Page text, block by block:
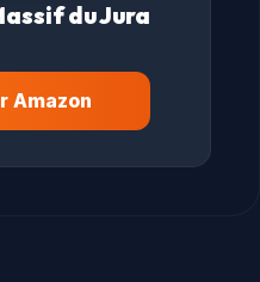
du Jura
Amazon